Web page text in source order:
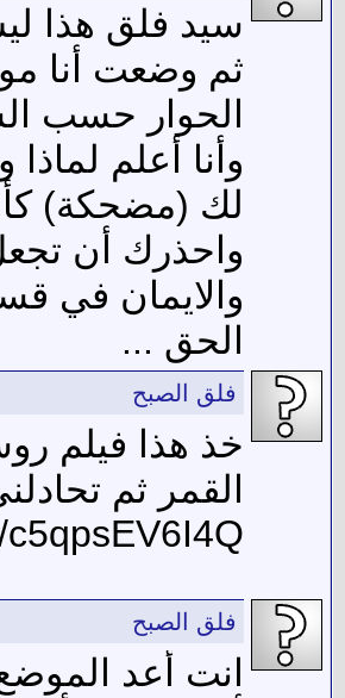
سيد فلق هذا
ثم وضعت أنا
الحوار حسب
وأنا أعلم
لك (مضحكة)
واحذرك أن
والايمان في
الحق ...
فلق الصبح
خذ هذا فيلم
القمر ثم
فلق الصبح
انت أعد